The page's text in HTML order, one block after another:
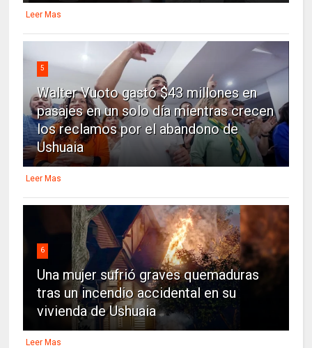
Leer Mas
5
Walter Vuoto gastó $43 millones en
pasajes en un solo día mientras crecen
los reclamos por el abandono de
Ushuaia
Leer Mas
6
Una mujer sufrió graves quemaduras
tras un incendio accidental en su
vivienda de Ushuaia
Leer Mas